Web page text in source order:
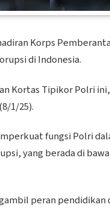
Korps
di Indonesia.
Kortas Tipikor Polri
1/25).
fungsi Polri
yang berada di
peran pendidikan